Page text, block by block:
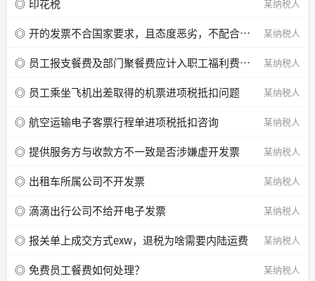
印花税 某纳税人
开的发票不合国家要求，且态度恶劣，不配合怎么样？ 某纳税人
员工报支餐费及部门聚餐费应计入职工福利费还是招待费，需要提供什么附件证明？ 某纳税人
员工乘坐飞机出差取得的机票进项税抵扣问题 某纳税人
航空运输电子客票行程单进项税抵扣咨询 某纳税人
提供服务方与收款方不一致是否涉嫌虚开发票 某纳税人
出租车所属公司不开发票 某纳税人
滴滴出行公司不给开电子发票 某纳税人
报关单上成交方式exw，退税为啥需要内陆运费 某纳税人
免费员工餐费如何处理？ 某纳税人